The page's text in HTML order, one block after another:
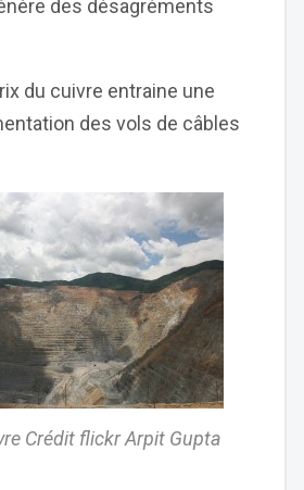
des désagréments
du cuivre entraine une
des vols de câbles
Crédit flickr Arpit Gupta